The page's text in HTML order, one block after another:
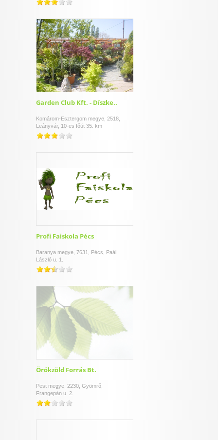
Garden Club Kft. - Díszke..
Komárom-Esztergom megye, 2518,
Leányvár, 10-es főút 35. km
Profi Faiskola Pécs
Baranya megye, 7631, Pécs, Paál
László u. 1.
Örökzöld Forrás Bt.
Pest megye, 2230, Gyömrő,
Frangepán u. 2.